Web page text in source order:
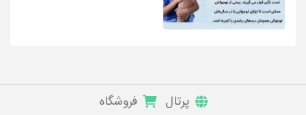
پرتال فروشگاه